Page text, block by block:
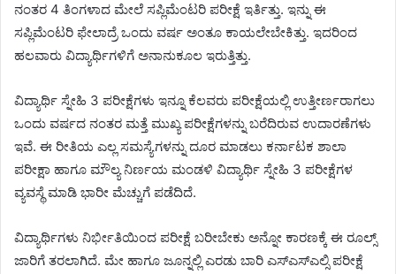
ನಂತರ 4 ತಿಂಗಳಾದ ಮೇಲೆ ಸಪ್ಲಿಮೆಂಟರಿ ಪರೀಕ್ಷೆ ಇರ್ತಿತ್ತು. ಇನ್ನು ಈ
ಸಪ್ಲಿಮೆಂಟರಿ ಫೇಲಾದ್ರೆ ಒಂದು ವರ್ಷ ಅಂತೂ ಕಾಯಲೇಬೇಕಿತ್ತು. ಇದರಿಂದ
ಹಲವಾರು ವಿದ್ಯಾರ್ಥಿಗಳಿಗೆ ಅನಾನುಕೂಲ ಇರುತ್ತಿತ್ತು.
ವಿದ್ಯಾರ್ಥಿ ಸ್ನೇಹಿ 3 ಪರೀಕ್ಷೆಗಳು ಇನ್ನೂ ಕೆಲವರು ಪರೀಕ್ಷೆಯಲ್ಲಿ ಉತ್ತೀರ್ಣರಾಗಲು
ಒಂದು ವರ್ಷದ ನಂತರ ಮತ್ತೆ ಮುಖ್ಯ ಪರೀಕ್ಷೆಗಳನ್ನು ಬರೆದಿರುವ ಉದಾರಣೆಗಳು
ಇವೆ. ಈ ರೀತಿಯ ಎಲ್ಲ ಸಮಸ್ಯೆಗಳನ್ನು ದೂರ ಮಾಡಲು ಕರ್ನಾಟಕ ಶಾಲಾ
ಪರೀಕ್ಷಾ ಹಾಗೂ ಮೌಲ್ಯ ನಿರ್ಣಯ ಮಂಡಳಿ ವಿದ್ಯಾರ್ಥಿ ಸ್ನೇಹಿ 3 ಪರೀಕ್ಷೆಗಳ
ವ್ಯವಸ್ಥೆ ಮಾಡಿ ಭಾರೀ ಮೆಚ್ಚುಗೆ ಪಡೆದಿದೆ.
ವಿದ್ಯಾರ್ಥಿಗಳು ನಿರ್ಭೀತಿಯಿಂದ ಪರೀಕ್ಷೆ ಬರೀಬೇಕು ಅನ್ನೋ ಕಾರಣಕ್ಕೆ ಈ ರೂಲ್ಸ್
ಜಾರಿಗೆ ತರಲಾಗಿದೆ. ಮೇ ಹಾಗೂ ಜೂನ್ನಲ್ಲಿ ಎರಡು ಬಾರಿ ಎಸ್ಎಸ್ಎಲ್ಸಿ ಪರೀಕ್ಷೆ